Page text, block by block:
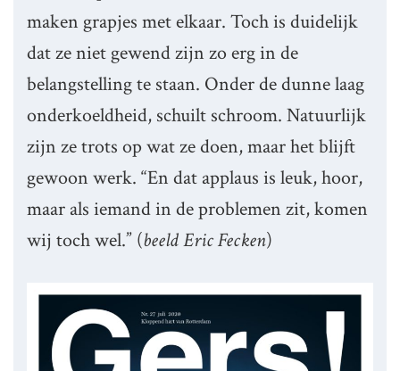
maken grapjes met elkaar. Toch is duidelijk
dat ze niet gewend zijn zo erg in de
belangstelling te staan. Onder de dunne laag
onderkoeldheid, schuilt schroom. Natuurlijk
zijn ze trots op wat ze doen, maar het blijft
gewoon werk. “En dat applaus is leuk, hoor,
maar als iemand in de problemen zit, komen
wij toch wel.” (beeld Eric Fecken)